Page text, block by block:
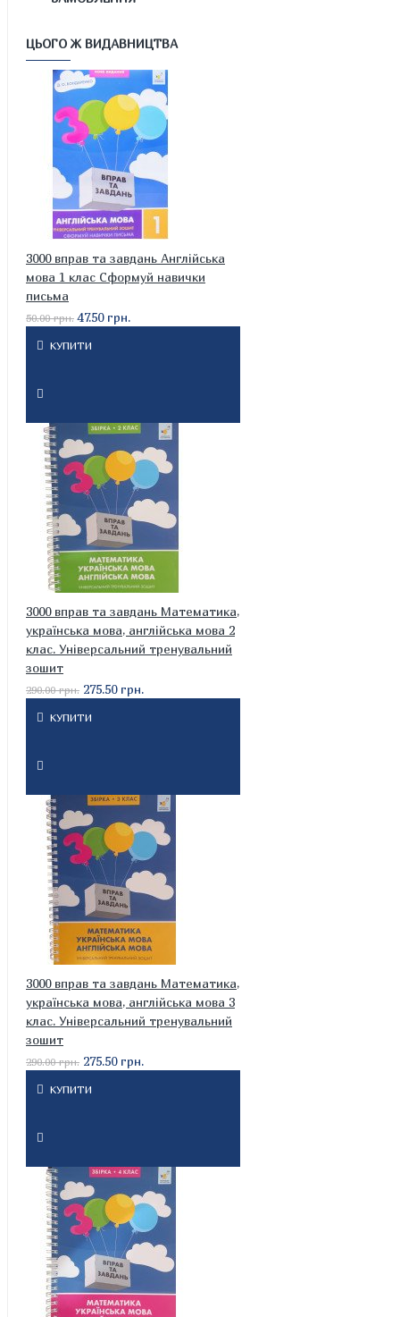
ЦЬОГО Ж ВИДАВНИЦТВА
3000 вправ та завдань Англійська
мова 1 клас Сформуй навички
письма
50.00 грн. 47.50 грн.
КУПИТИ
3000 вправ та завдань Математика,
українська мова, англійська мова 2
клас. Універсальний тренувальний
зошит
290.00 грн. 275.50 грн.
КУПИТИ
3000 вправ та завдань Математика,
українська мова, англійська мова 3
клас. Універсальний тренувальний
зошит
290.00 грн. 275.50 грн.
КУПИТИ